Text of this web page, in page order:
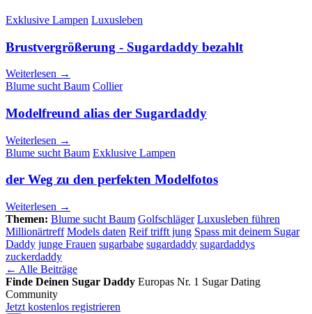
Exklusive Lampen Luxusleben
Brustvergrößerung - Sugardaddy bezahlt
Weiterlesen →
Blume sucht Baum Collier
Modelfreund alias der Sugardaddy
Weiterlesen →
Blume sucht Baum Exklusive Lampen
der Weg zu den perfekten Modelfotos
Weiterlesen →
Themen: Blume sucht Baum Golfschläger Luxusleben führen
Millionärtreff Models daten Reif trifft jung Spass mit deinem Sugar
Daddy junge Frauen sugarbabe sugardaddy sugardaddys
zuckerdaddy
← Alle Beiträge
Finde Deinen Sugar Daddy Europas Nr. 1 Sugar Dating
Community
Jetzt kostenlos registrieren